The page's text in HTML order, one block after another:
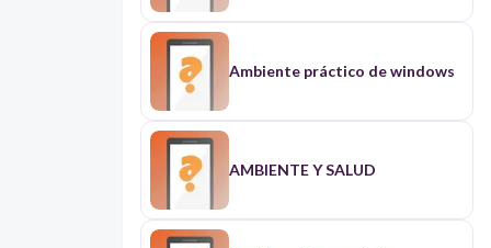
Ambiente práctico de windows
AMBIENTE Y SALUD